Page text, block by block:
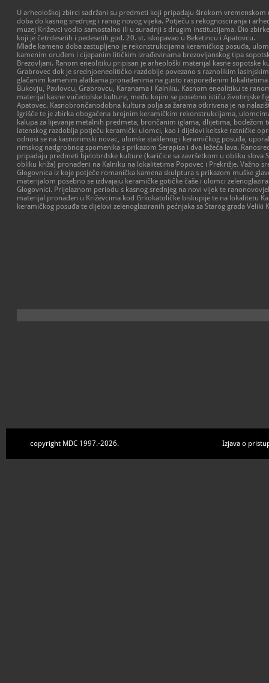
U arheološkoj zbirci sadržani su predmeti koji pripadaju širokom vremenskom
doba do kasnog srednjeg i ranog novog vijeka. Potječu s rekognosciranja i
muzej Križevci vodio samostalno ili u suradnji s drugim institucijama. Dio
koji je četrdesetih i pedesetih god. 20. st. iskopavao u Beketincu i Apatovcu.
Mlađe kameno doba zastupljeno je rekonstrukcijama keramičkog posuđa,
kamenim oruđem i cijepanim litičkim izrađevinama brezovljanskog tipa
Brezovljani. Ranom eneolitiku pripisan je arheološki materijal kasne sopotske
Grabrovec dok je srednjoeneolitičko razdoblje povezano s raznolikim
glačanim kamenim alatkama pronađenima na gusto raspoređenim
Bukovju, Pavlovcu, Grabrovcu, Karanama i Kalniku. Kasnom eneolitiku te
materijal kasne vučedolske kulture, među kojim se posebno ističu životinjske
Apatovec. Kasnobrončanodobna kultura polja sa žarama otkrivena je na
Igrišče te je zbirka obogaćena brojnim keramičkim rekonstrukcijama,
kalupa za lijevanje metalnih predmeta, brončanim iglama, dlijetima, bodežom
latenskog razdoblja potječu keramički ulomci, kao i dijelovi keltske ratničke
odnosi se na kasnorimski novac, ulomke staklenog i keramičkog posuđa,
rimskog nadgrobnog spomenika s prikazom Serapisa i dva ležeća lava.
pripadaju predmeti bjelobrdske kulture (karičice sa završetkom u obliku slova
obliku križa) pronađeni na Kalniku na lokalitetima Popovec i Prekrižje. Važno
Glogovnica iz koje potječe romanička kamena skulptura s prikazom muške
materijalom posebno se izdvajaju keramičke gotičke čaše i ulomci
Glogovnici. Prijelaznom periodu s kasnog srednjeg na novi vijek te
materijal pronađen u Križevcima kod Grkokatoličke biskupije te na lokalitetu
keramičkog posuđa te dijelovi zelenoglaziranih pećnjaka sa Starog grada Veliki
copyright MDC 1997.-2026. Izjava o